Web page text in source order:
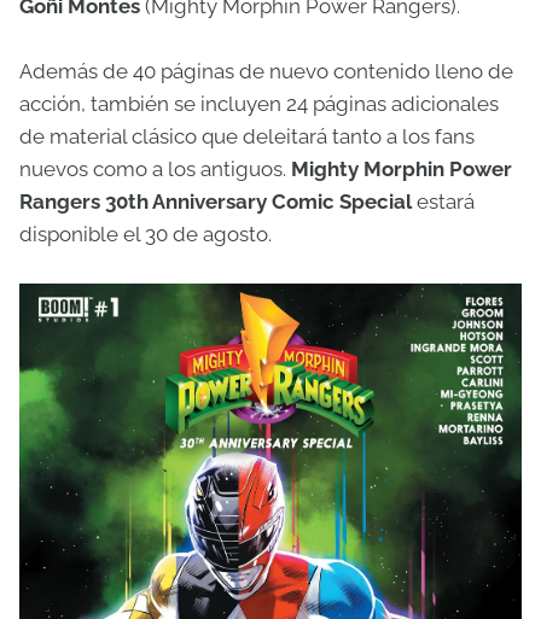
Goñi Montes (Mighty Morphin Power Rangers).
Además de 40 páginas de nuevo contenido lleno de
acción, también se incluyen 24 páginas adicionales
de material clásico que deleitará tanto a los fans
nuevos como a los antiguos. Mighty Morphin Power
Rangers 30th Anniversary Comic Specialestará
disponible el 30 de agosto.